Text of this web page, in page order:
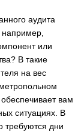
аудита
например,
или
В такие
на вес
обеспечивает вам
ситуациях. В
требуются дни